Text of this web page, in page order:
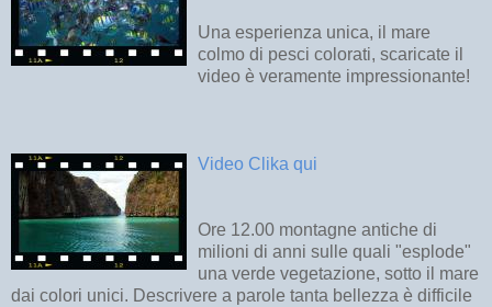
Una esperienza unica, il mare
colmo di pesci colorati, scaricate il
video è veramente impressionante!
Video Clika qui
Ore 12.00 montagne antiche di
milioni di anni sulle quali "esplode"
una verde vegetazione, sotto il mare
dai colori unici. Descrivere a parole tanta bellezza è difficile